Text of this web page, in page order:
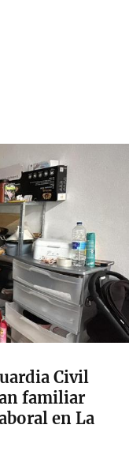
Civil
familiar
en La